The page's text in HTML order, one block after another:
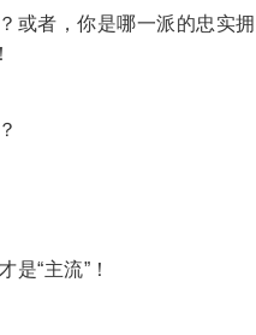
或者，你是哪一派的忠实
“主流”！